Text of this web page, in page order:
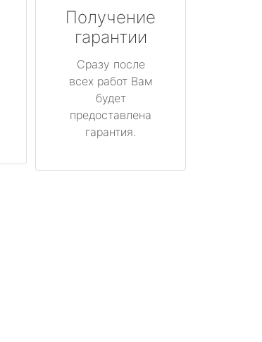
Получение
гарантии
Сразу после
всех работ Вам
будет
предоставлена
гарантия.